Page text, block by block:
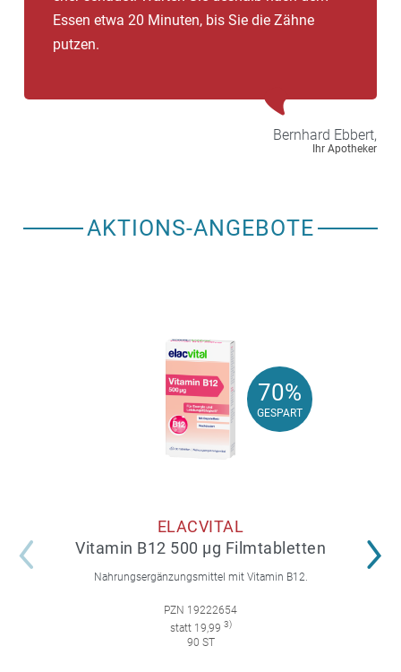
Essen etwa 20 Minuten, bis Sie die Zähne
putzen.
Bernhard Ebbert,
Ihr Apotheker
AKTIONS-ANGEBOTE
70%
GESPART
70%
GESPART
ELACVITAL
Vitamin B12 500 µg Filmtabletten
Nahrungsergänzungsmittel mit Vitamin B12.
PZN 19222654
statt 19,99 3)
90 ST